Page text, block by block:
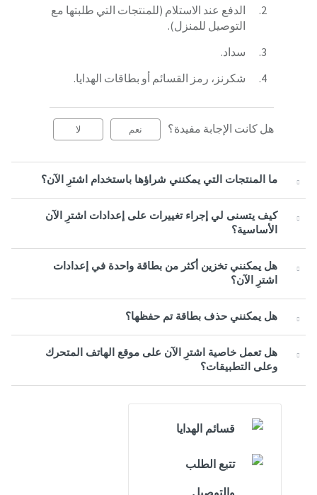
الدفع عند الاستلام (للمنتجات التي طلبتها مع
التوصيل للمنزل).
سداد.
شكرنز، رمز القسائم أو بطاقات الهدايا.
هل كانت الإجابة مفيدة؟ نعم لا
ما المنتجات التي يمكنني شراؤها باستخدام اشترِ الآن؟
كيف يتسنى لي إجراء تغييرات على إعدادات اشترِ الآن
الأساسية؟
هل يمكنني تخزين أكثر من بطاقة واحدة في إعدادات
اشترِ الآن؟
هل يمكنني حذف بطاقة تم حفظها؟
هل تعمل خاصية اشترِ الآن على موقع الهاتف المتحرك
وعلى التطبيقات؟
قسائم الهدايا
تتبع الطلب